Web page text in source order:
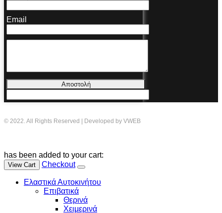
Email
Αποστολή
© 2022. All Rights Reserved | Developed by VWEB
has been added to your cart:
View Cart Checkout
Ελαστικά Αυτοκινήτου
Επιβατικά
Θερινά
Χειμερινά